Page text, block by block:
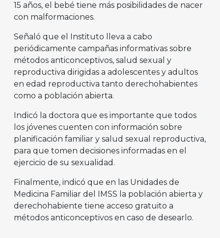
15 años, el bebé tiene más posibilidades de nacer
con malformaciones.
Señaló que el Instituto lleva a cabo
periódicamente campañas informativas sobre
métodos anticonceptivos, salud sexual y
reproductiva dirigidas a adolescentes y adultos
en edad reproductiva tanto derechohabientes
como a población abierta.
Indicó la doctora que es importante que todos
los jóvenes cuenten con información sobre
planificación familiar y salud sexual reproductiva,
para que tomen decisiones informadas en el
ejercicio de su sexualidad.
Finalmente, indicó que en las Unidades de
Medicina Familiar del IMSS la población abierta y
derechohabiente tiene acceso gratuito a
métodos anticonceptivos en caso de desearlo.